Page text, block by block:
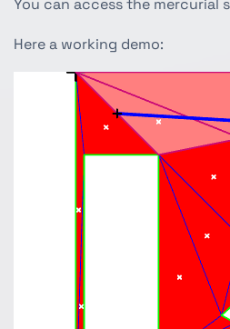
You can access the mercurial
Here a working demo: